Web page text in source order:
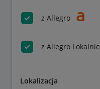
z Allegro
z Allegro Lokalnie
Lokalizacja